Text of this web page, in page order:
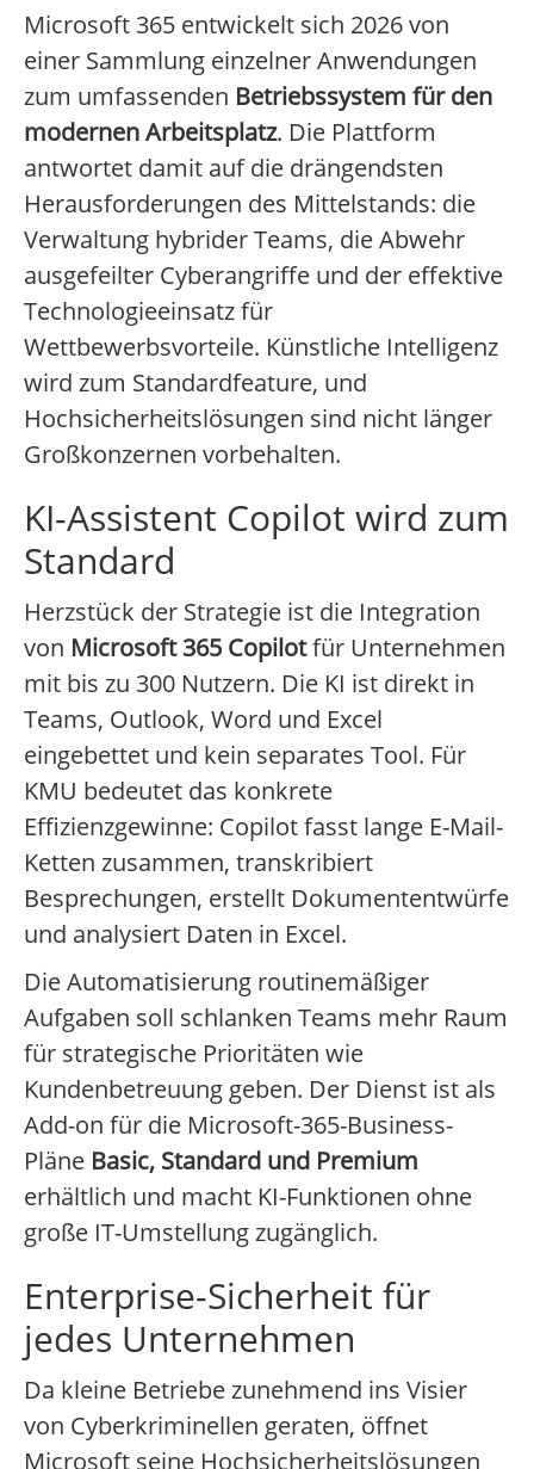
Microsoft 365 entwickelt sich 2026 von
einer Sammlung einzelner Anwendungen
zum umfassenden Betriebssystem für den
modernen Arbeitsplatz. Die Plattform
antwortet damit auf die drängendsten
Herausforderungen des Mittelstands: die
Verwaltung hybrider Teams, die Abwehr
ausgefeilter Cyberangriffe und der effektive
Technologieeinsatz für
Wettbewerbsvorteile. Künstliche Intelligenz
wird zum Standardfeature, und
Hochsicherheitslösungen sind nicht länger
Großkonzernen vorbehalten.
KI-Assistent Copilot wird zum
Standard
Herzstück der Strategie ist die Integration
von Microsoft 365 Copilotfür Unternehmen
mit bis zu 300 Nutzern. Die KI ist direkt in
Teams, Outlook, Word und Excel
eingebettet und kein separates Tool. Für
KMU bedeutet das konkrete
Effizienzgewinne: Copilot fasst lange E-Mail-
Ketten zusammen, transkribiert
Besprechungen, erstellt Dokumententwürfe
und analysiert Daten in Excel.
Die Automatisierung routinemäßiger
Aufgaben soll schlanken Teams mehr Raum
für strategische Prioritäten wie
Kundenbetreuung geben. Der Dienst ist als
Add-on für die Microsoft-365-Business-
Pläne Basic, Standard und Premium
erhältlich und macht KI-Funktionen ohne
große IT-Umstellung zugänglich.
Enterprise-Sicherheit für
jedes Unternehmen
Da kleine Betriebe zunehmend ins Visier
von Cyberkriminellen geraten, öffnet
Microsoft seine Hochsicherheitslösungen